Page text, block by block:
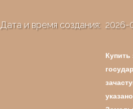
Дата и время создания: 2026-
Купить